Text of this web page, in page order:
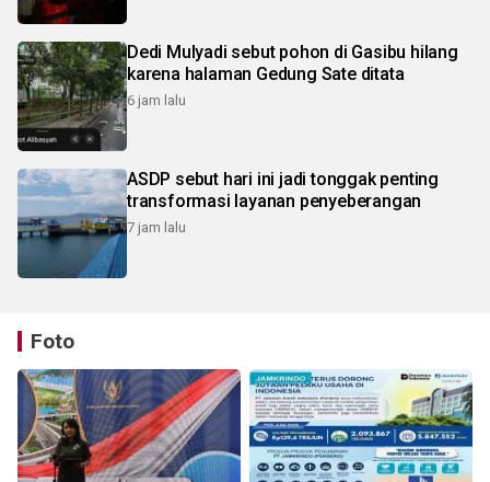
Dedi Mulyadi sebut pohon di Gasibu hilang
karena halaman Gedung Sate ditata
6 jam lalu
ASDP sebut hari ini jadi tonggak penting
transformasi layanan penyeberangan
7 jam lalu
Foto